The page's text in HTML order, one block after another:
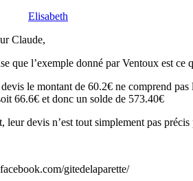
Elisabeth
Claude,
que l’exemple donné par Ventoux est
le montant de 60.2€ ne comprend
66.6€ et donc un solde de 573.40€
leur devis n’est tout simplement pas
gitedelaparette/